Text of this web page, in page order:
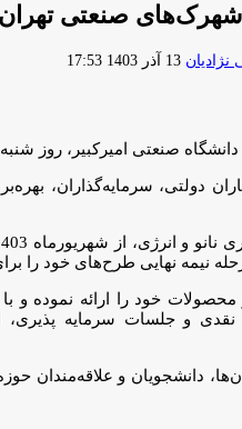
شهرک‌های صنعتی تهران
ارسال
13 آذر 1403 17:53
حضوری در سالن فجر دانشگاه امیرکبیر، برگزار می‌شود.
دولتی، سرمایه‌گذاران،
برای هیئت داوران ارائه و 15 تیم برگزیده
محصولات خود را ارائه نموده
نقدی و جلسات سرمایه
دانشجویان و علاقه‌مندان